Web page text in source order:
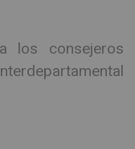
los consejeros